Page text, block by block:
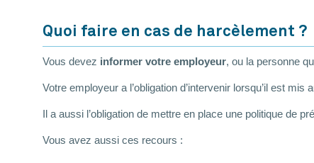
Quoi faire en cas de harcèlement ?
Vous devez informer votre employeur, ou la personne
Votre employeur a l’obligation d’intervenir lorsqu’il est mis
Il a aussi l’obligation de mettre en place une politique de
Vous avez aussi ces recours :